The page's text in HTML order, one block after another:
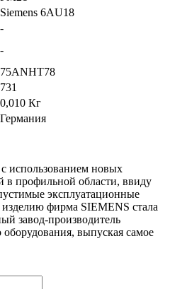
Siemens 6AU18
-
-
75ANHT78
731
0,010 Кг
Германия
использованием новых
в профильной области, ввиду
эксплуатационные
фирма SIEMENS стала
завод-производитель
оборудования, выпуская самое